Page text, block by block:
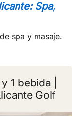
Spa,
spa y masaje.
1 bebida |
Golf